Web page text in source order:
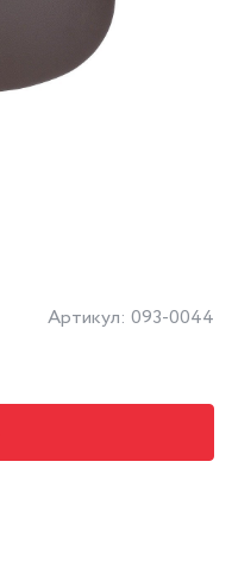
Артикул: 093-0044